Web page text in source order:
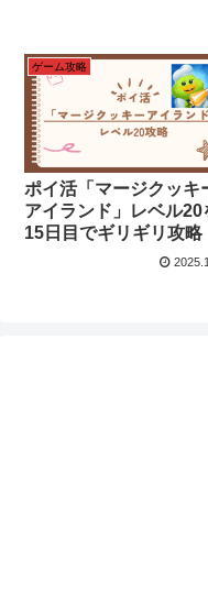
ゲーム攻略
ポイ活「マージクッキ
アイランド」レベル20
15日目でギリギリ攻略